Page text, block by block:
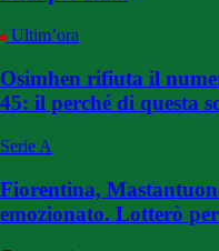
Ultim’ora
Osimhen rifiuta il
45: il perché di questa
Serie A
Fiorentina,
emozionato. Lotterò